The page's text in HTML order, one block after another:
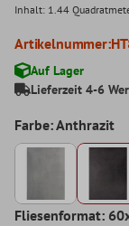
Inhalt: 1.44
Artikelnummer:
Auf Lager
Lieferzeit 4-6
Farbe: Anthrazit
Fliesenformat: